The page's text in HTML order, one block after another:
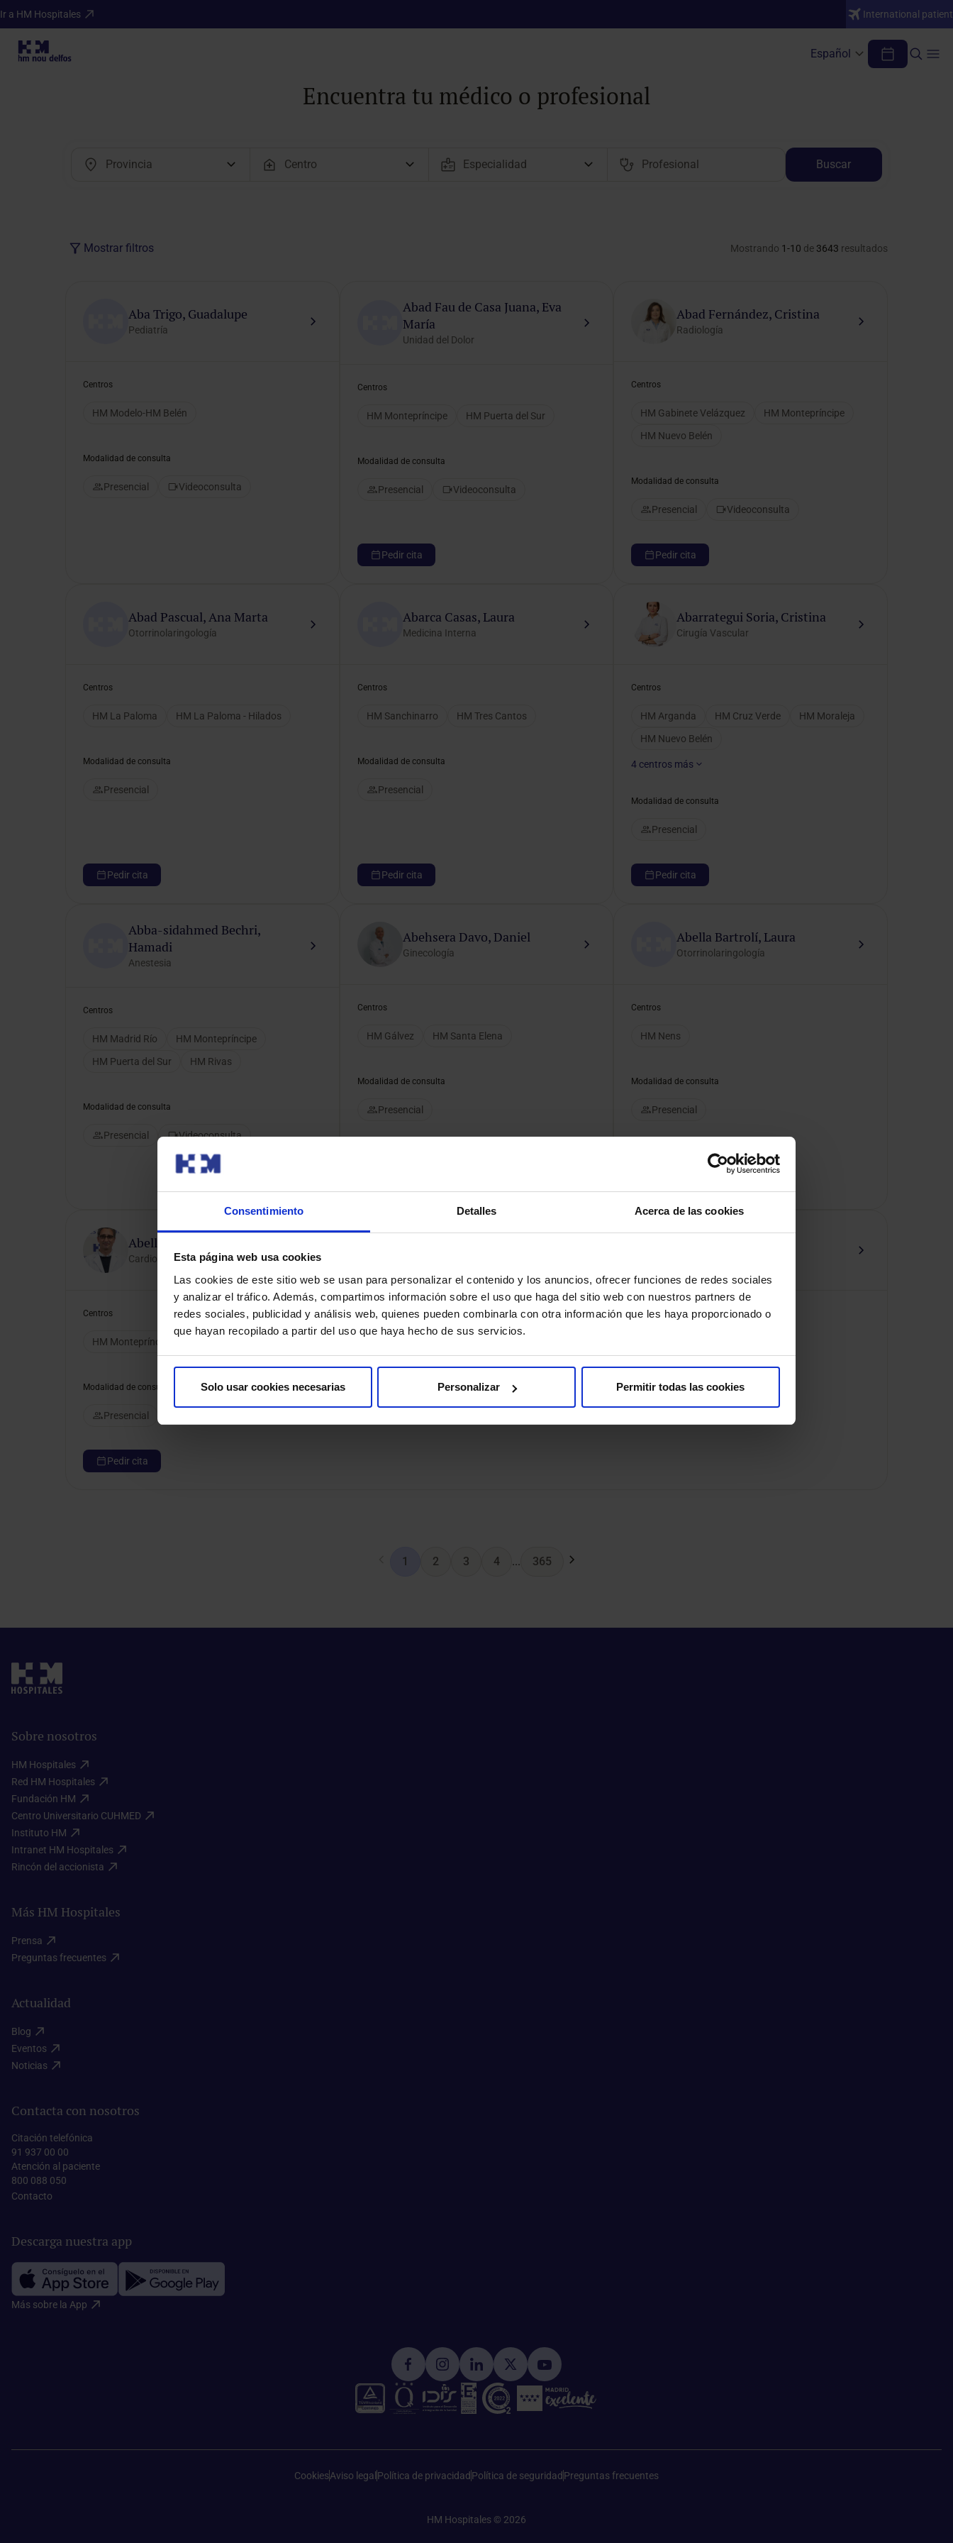
Consentimiento Detalles Acerca de las cookies
Esta página web usa cookies
Las cookies de este sitio web se usan para personalizar el contenido y los anuncios, ofrecer funciones de redes sociales
y analizar el tráfico. Además, compartimos información sobre el uso que haga del sitio web con nuestros partners de
redes sociales, publicidad y análisis web, quienes pueden combinarla con otra información que les haya proporcionado o
que hayan recopilado a partir del uso que haya hecho de sus servicios.
Solo usar cookies necesarias Personalizar Permitir todas las cookies
Ir a HM Hospitales International patient
Español
Encuentra tu médico o profesional
Buscar
Mostrar filtros Mostrando 1-10 de 3643 resultados
Aba Trigo, Guadalupe
Pediatría
Centros
HM Modelo-HM Belén
Modalidad de consulta
Presencial Videoconsulta
Abad Fau de Casa Juana, Eva
María
Unidad del Dolor
Centros
HM Montepríncipe HM Puerta del Sur
Modalidad de consulta
Presencial Videoconsulta
Pedir cita
Abad Fernández, Cristina
Radiología
Centros
HM Gabinete Velázquez
HM Montepríncipe
HM Nuevo Belén
Modalidad de consulta
Presencial Videoconsulta
Pedir cita
Abad Pascual, Ana Marta
Otorrinolaringología
Centros
HM La Paloma HM La Paloma - Hilados
Modalidad de consulta
Presencial
Pedir cita
Abarca Casas, Laura
Medicina Interna
Centros
HM Sanchinarro HM Tres Cantos
Modalidad de consulta
Presencial
Pedir cita
Abarrategui Soria, Cristina
Cirugía Vascular
Centros
HM Arganda HM Cruz Verde
HM Moraleja
HM Nuevo Belén
4 centros más
Modalidad de consulta
Presencial
Pedir cita
Abba-sidahmed Bechri,
Hamadi
Anestesia
Centros
HM Madrid Río
HM Montepríncipe
HM Puerta del Sur
HM Rivas
Modalidad de consulta
Presencial Videoconsulta
Abehsera Davo, Daniel
Ginecología
Centros
HM Gálvez HM Santa Elena
Modalidad de consulta
Presencial
Abella Bartrolí, Laura
Otorrinolaringología
Centros
HM Nens
Modalidad de consulta
Presencial
Abelleira Pardeiro, Cesar
Cardiopatías Congénitas y Cardiología Pediátrica
Centros
HM Montepríncipe
Modalidad de consulta
Presencial
Pedir cita
1 2 3 4 ... 365
Sobre nosotros
HM Hospitales​
Red HM Hospitales​
Fundación HM​
Centro Universitario CUHMED​
Instituto HM​
Intranet HM Hospitales​
Rincón del accionista​
Más HM Hospitales
Prensa​
Preguntas frecuentes​
Actualidad
Blog​
Eventos​
Noticias​
Contacta con nosotros
Citación telefónica
91 937 00 00
Atención al paciente
800 088 050
Contacto​
Descarga nuestra app
Más sobre la App​
CookiesAviso legal Política de privacidad Política de seguridad Preguntas frecuentes
HM Hospitales © 2026